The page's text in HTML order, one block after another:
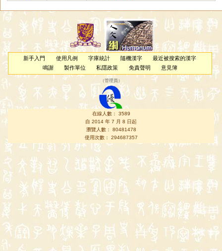
新手入門 使用凡例 字庫統計 隨機漢字
最近被搜索的漢字
鳴謝
製作單位 私隱政策 免責聲明 意見簿
（管理員 ）
在線人數： 3589
自 2014 年 7 月 8 日起
瀏覽人數： 80481478
使用次數： 294687357